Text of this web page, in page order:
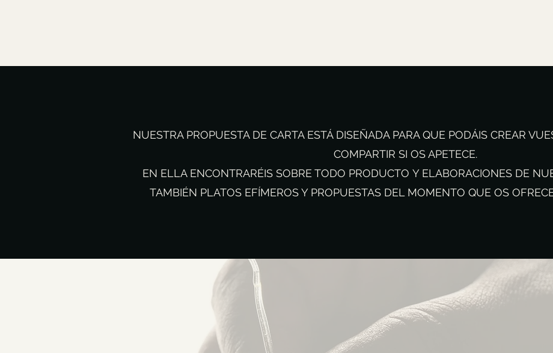
NUESTRA PROPUESTA DE CARTA ESTÁ DISEÑADA PARA QUE PODÁIS CREAR
COMPARTIR SI OS APETECE.
EN ELLA ENCONTRARÉIS SOBRE TODO PRODUCTO Y ELABORACIONES DE
TAMBIÉN PLATOS EFÍMEROS Y PROPUESTAS DEL MOMENTO QUE OS